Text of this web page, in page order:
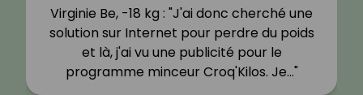
Virginie Be, -18 kg : "J'ai donc cherché une
solution sur Internet pour perdre du poids
et là, j'ai vu une publicité pour le
programme minceur Croq'Kilos. Je…"